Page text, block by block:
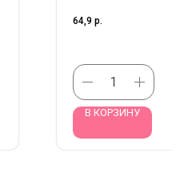
64,9 р.
В КОРЗИНУ